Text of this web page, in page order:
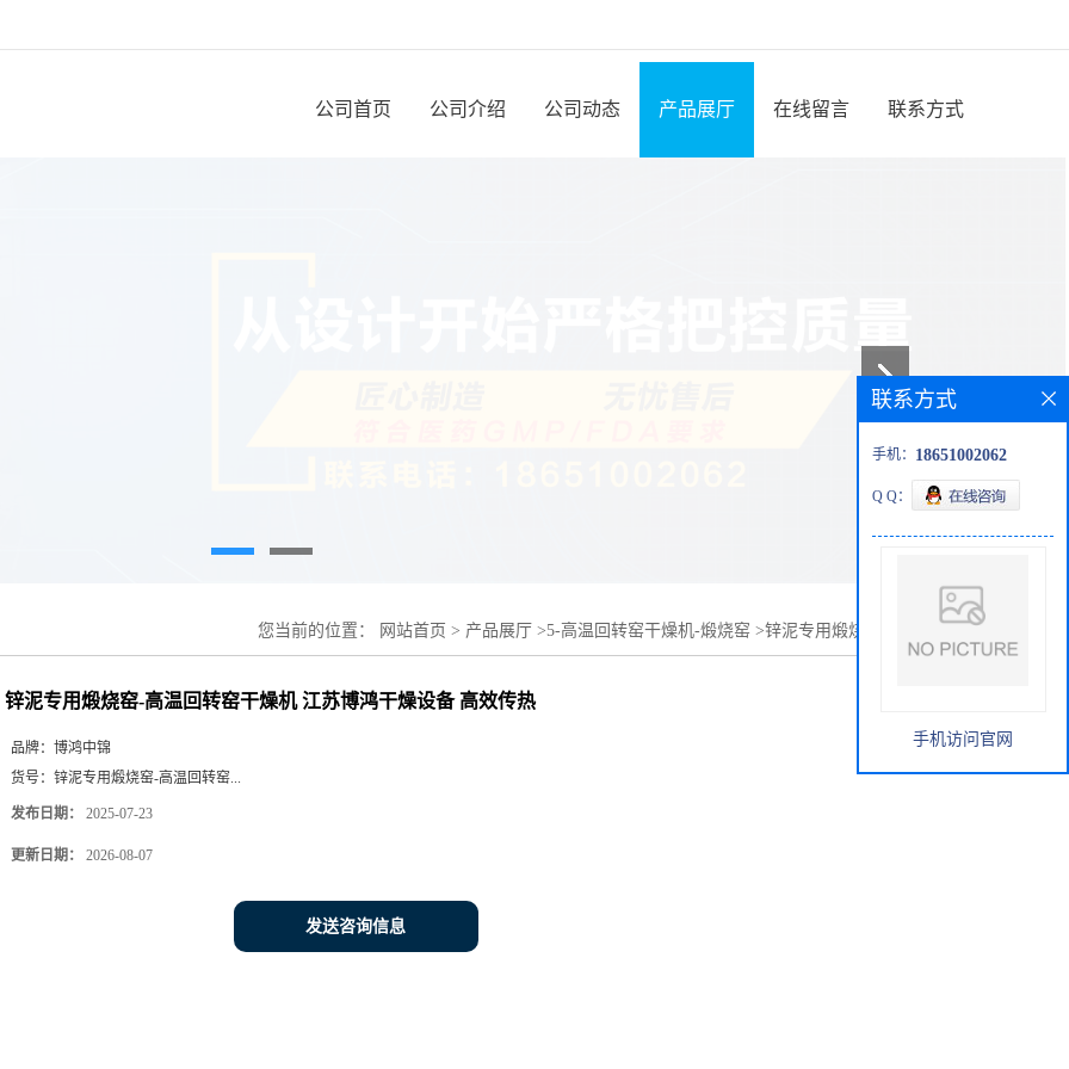
公司首页 公司介绍 公司动态 产品展厅 在线留言 联系方式
您当前的位置： 网站首页 > 产品展厅 >5-高温回转窑干燥机-煅烧窑 >锌泥专用煅烧窑-高温回转窑
锌泥专用煅烧窑-高温回转窑干燥机 江苏博鸿干燥设备 高效传热
品牌： 博鸿中锦
货号： 锌泥专用煅烧窑-高温回转窑...
发布日期： 2025-07-23
更新日期： 2026-08-07
发送咨询信息
联系方式
手机： 18651002062
Q Q：
手机访问官网